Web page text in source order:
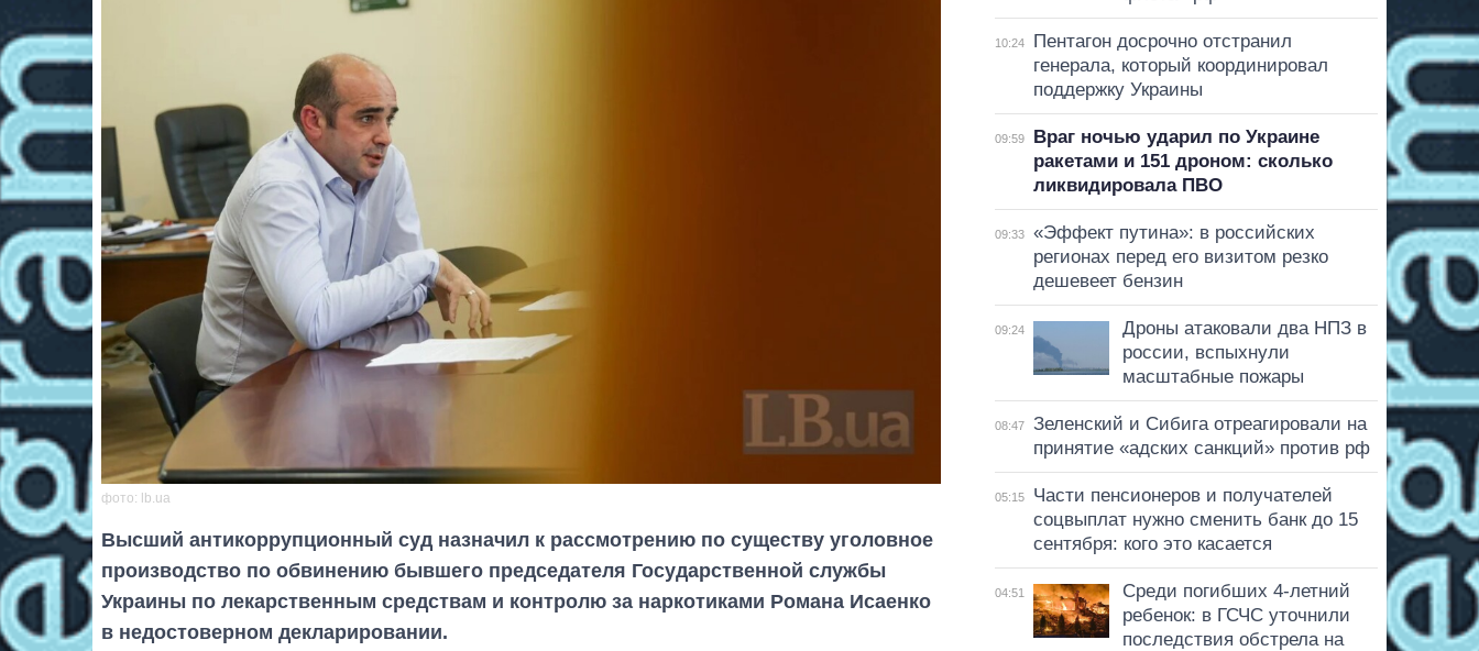
фото: lb.ua
Высший антикоррупционный суд назначил к рассмотрению по существу уголовное
производство по обвинению бывшего председателя Государственной службы
Украины по лекарственным средствам и контролю за наркотиками Романа Исаенко
в недостоверном декларировании.
10:24
Пентагон досрочно отстранил
генерала, который координировал
поддержку Украины
09:59
Враг ночью ударил по Украине
ракетами и 151 дроном: сколько
ликвидировала ПВО
09:33
«Эффект путина»: в российских
регионах перед его визитом резко
дешевеет бензин
09:24
Дроны атаковали два НПЗ в
россии, вспыхнули
масштабные пожары
08:47
Зеленский и Сибига отреагировали на
принятие «адских санкций» против рф
05:15
Части пенсионеров и получателей
соцвыплат нужно сменить банк до 15
сентября: кого это касается
04:51
Среди погибших 4-летний
ребенок: в ГСЧС уточнили
последствия обстрела на